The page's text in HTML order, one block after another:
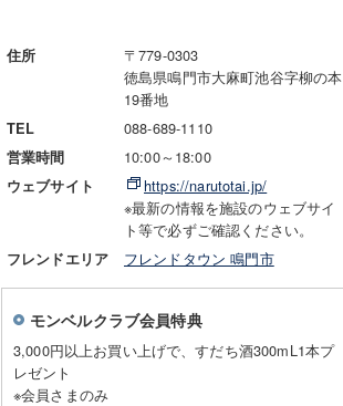
住所
〒779-0303
徳島県鳴門市大麻町池谷字柳の本
19番地
TEL 088-689-1110
営業時間 10:00～18:00
ウェブサイト
https://narutotai.jp/
※最新の情報を施設のウェブサイ
ト等で必ずご確認ください。
フレンドエリア フレンドタウン 鳴門市
モンベルクラブ会員特典
3,000円以上お買い上げで、すだち酒300mL1本プ
レゼント
※会員さまのみ